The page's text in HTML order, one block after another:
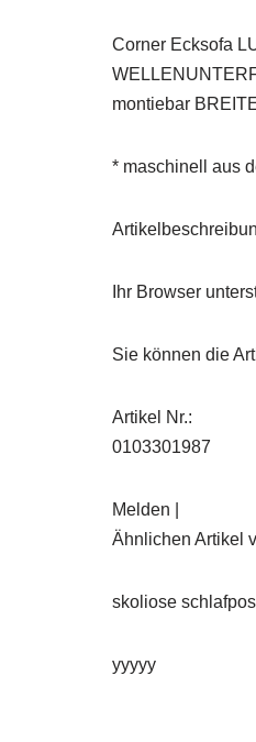
Corner Ecksofa
montiebar
* maschinell aus
Ihr Browser
Sie können die
Artikel Nr.:
0103301987
Melden |
Ähnlichen Artikel
skoliose
yyyyy